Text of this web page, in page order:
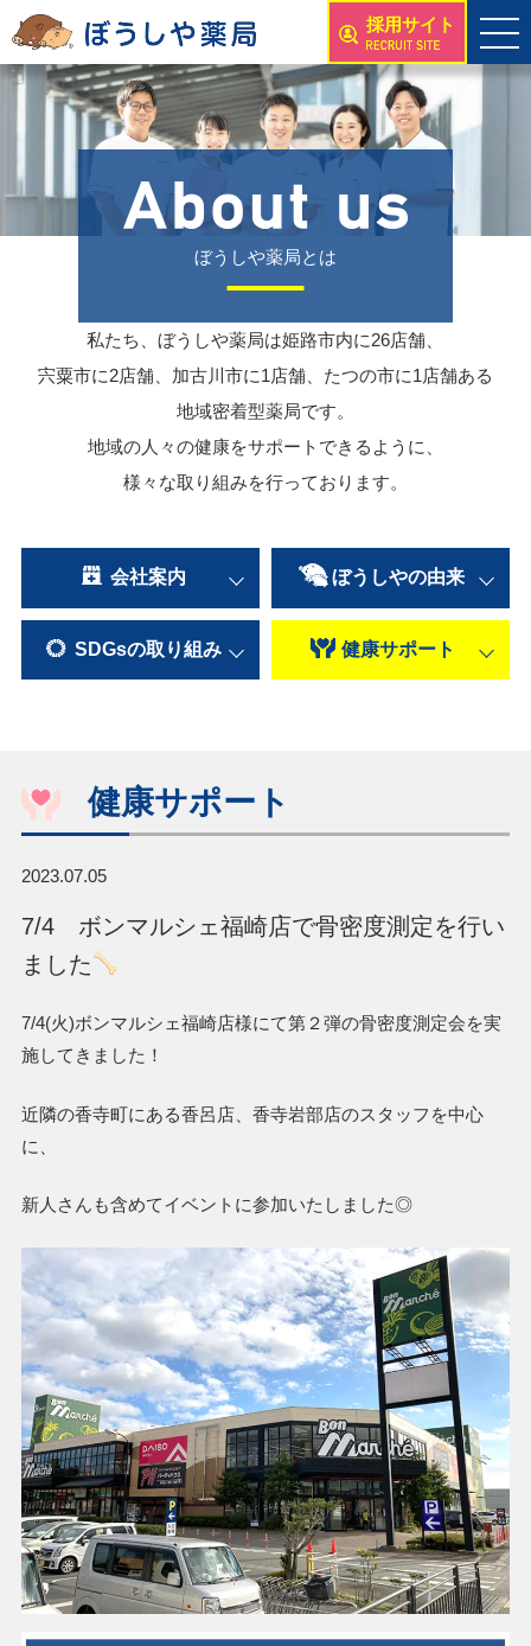
採用サイト
ぼうしや薬局とは
私たち、ぼうしや薬局は姫路市内に26店舗、
宍粟市に2店舗、加古川市に1店舗、たつの市に1店舗ある
地域密着型薬局です。
地域の人々の健康をサポートできるように、
様々な取り組みを行っております。
会社案内 ぼうしやの由来
SDGsの取り組み 健康サポート
健康サポート
2023.07.05
7/4 ボンマルシェ福崎店で骨密度測定を行い
ました
7/4(火)ボンマルシェ福崎店様にて第２弾の骨密度測定会を実
施してきました！
近隣の香寺町にある香呂店、香寺岩部店のスタッフを中心
に、
新人さんも含めてイベントに参加いたしました◎